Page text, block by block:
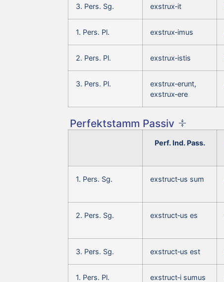
3. Pers. Sg. exstrux‑it
1. Pers. Pl. exstrux‑imus
2. Pers. Pl. exstrux‑istis
3. Pers. Pl.
exstrux‑erunt,
exstrux‑ere
Perfektstamm Passiv
Perf. Ind. Pass.
1. Pers. Sg. exstruct‑us sum
2. Pers. Sg. exstruct‑us es
3. Pers. Sg. exstruct‑us est
1. Pers. Pl. exstruct‑i sumus